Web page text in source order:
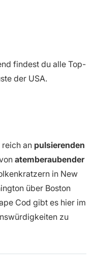
findest du alle Top-
der USA.
reich an pulsierenden
atemberaubender
in New
über Boston
Cod gibt es hier im
zu